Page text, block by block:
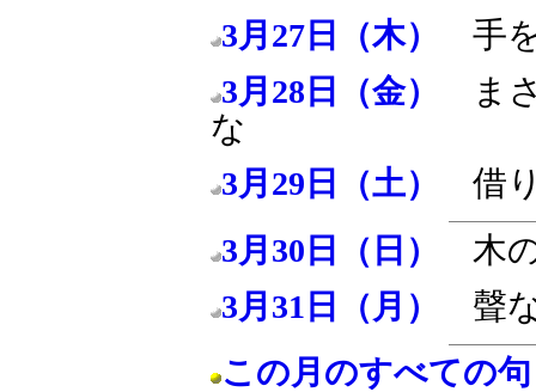
3月27日（木） 手
3月28日（金）
ま
な
3月29日（土） 借
3月30日（日） 木
3月31日（月） 聲
この月のすべての句